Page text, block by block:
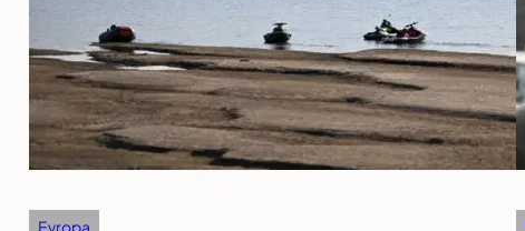
Evropa